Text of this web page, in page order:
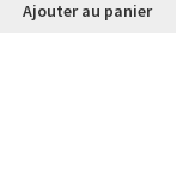
Ajouter au panier